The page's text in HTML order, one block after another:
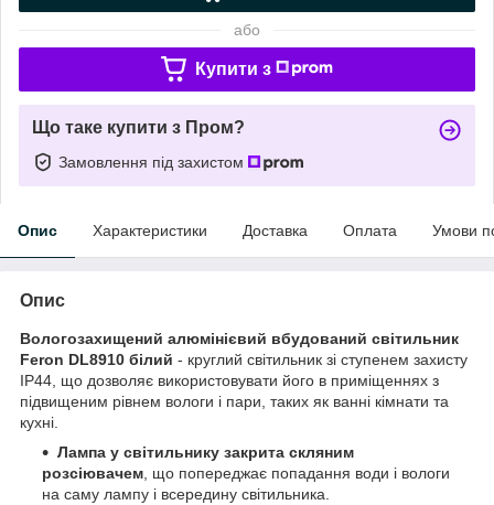
або
Купити з
Що таке купити з Пром?
Замовлення під захистом
Опис Характеристики Доставка Оплата Умови
Опис
Вологозахищений алюмінієвий вбудований світильник
Feron DL8910 білий - круглий світильник зі ступенем захисту
ІР44, що дозволяє використовувати його в приміщеннях з
підвищеним рівнем вологи і пари, таких як ванні кімнати та
кухні.
Лампа у світильнику закрита скляним
розсіювачем , що попереджає попадання води і вологи
на саму лампу і всередину світильника.